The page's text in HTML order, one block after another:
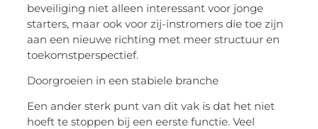
beveiliging niet alleen interessant voor jonge
starters, maar ook voor zij-instromers die toe zijn
aan een nieuwe richting met meer structuur en
toekomstperspectief.
Doorgroeien in een stabiele branche
Een ander sterk punt van dit vak is dat het niet
hoeft te stoppen bij een eerste functie. Veel